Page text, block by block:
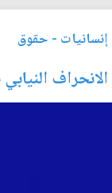
إنسانيات - حقوق
الانحراف